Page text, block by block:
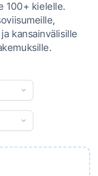
100+ kielelle.
kansainvälisille